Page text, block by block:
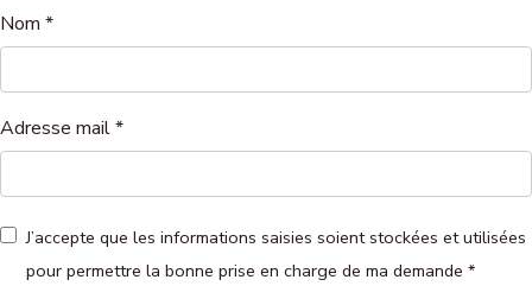
Nom *
Adresse mail*
J’accepte que les informations saisies soient stockées et utilisées
pour permettre la bonne prise en charge de ma demande *